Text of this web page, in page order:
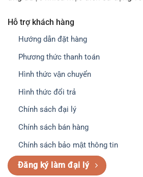
Hỗ trợ khách hàng
Hướng dẫn đặt hàng
Phương thức thanh toán
Hình thức vận chuyển
Hình thức đổi trả
Chính sách đại lý
Chính sách bán hàng
Chính sách bảo mật thông tin
Đăng ký làm đại lý